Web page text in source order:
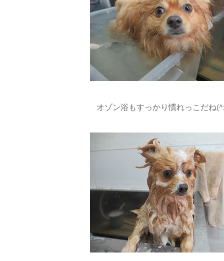
オゾン浴もすっかり慣れっこだね